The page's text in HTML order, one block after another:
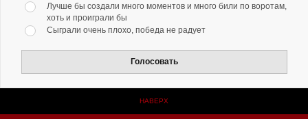
Лучше бы создали много моментов и много били по воротам,
хоть и проиграли бы
Сыграли очень плохо, победа не радует
Голосовать
НАВЕРХ